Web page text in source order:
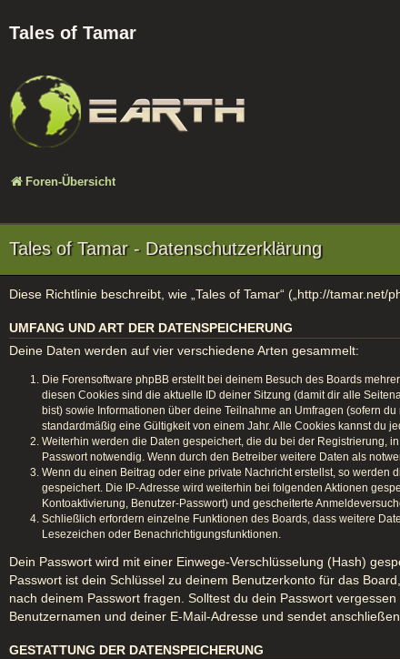
Tales of Tamar
Foren-Übersicht
Tales of Tamar - Datenschutzerklärung
Diese Richtlinie beschreibt, wie „Tales of Tamar“ („http://
UMFANG UND ART DER DATENSPEICHERUNG
Deine Daten werden auf vier verschiedene Arten gesammelt:
Die Forensoftware phpBB erstellt bei deinem Besuch des Boards
diesen Cookies sind die aktuelle ID deiner Sitzung (damit dir alle
bist) sowie Informationen über deine Teilnahme an Umfragen (sofern
standardmäßig eine Gültigkeit von einem Jahr. Alle Cookies kannst du
Weiterhin werden die Daten gespeichert, die du bei der Registrierung,
Passwort notwendig. Wenn durch den Betreiber weitere Daten als
Wenn du einen Beitrag oder eine private Nachricht erstellst, so
gespeichert. Die IP-Adresse wird weiterhin bei folgenden Aktionen
Kontoaktivierung, Benutzer-Passwort) und gescheiterte
Schließlich erfordern einzelne Funktionen des Boards, dass weitere
Lesezeichen oder Benachrichtigungsfunktionen.
Dein Passwort wird mit einer Einwege-Verschlüsselung (Hash)
Passwort ist dein Schlüssel zu deinem Benutzerkonto für das
nach deinem Passwort fragen. Solltest du dein Passwort
Benutzernamen und deiner E-Mail-Adresse und sendet
GESTATTUNG DER DATENSPEICHERUNG